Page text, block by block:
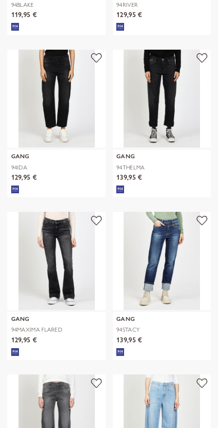
94BLAKE
119,95 €
94RIVER
129,95 €
GANG
94IDA
129,95 €
GANG
94THELMA
139,95 €
GANG
94MAXIMA FLARED
129,95 €
GANG
94STACY
139,95 €